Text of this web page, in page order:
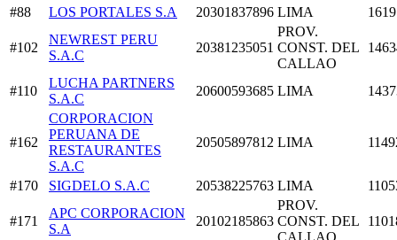
#88
LOS PORTALES S.A 20301837896 LIMA
#102
NEWREST PERU
S.A.C
20381235051
PROV.
CONST. DEL
CALLAO
#110
LUCHA PARTNERS
S.A.C
20600593685 LIMA
#162
CORPORACION
PERUANA DE
RESTAURANTES
S.A.C
20505897812 LIMA
#170 SIGDELO S.A.C 20538225763 LIMA
#171
APC CORPORACION
S.A
20102185863
PROV.
CONST. DEL